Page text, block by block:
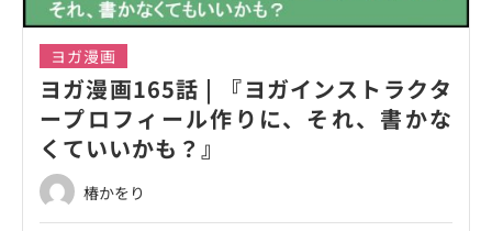
ヨガ漫画
ヨガ漫画165話 | 『ヨガインストラクタ
ープロフィール作りに、それ、書かな
くていいかも？』
椿かをり